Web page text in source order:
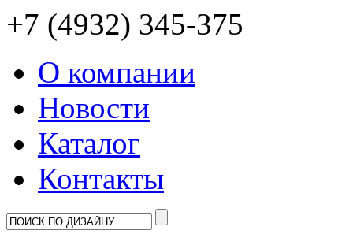
+7 (4932) 345-375
О компании
Новости
Каталог
Контакты